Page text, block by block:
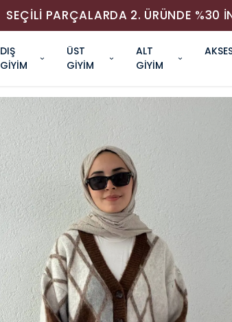
SEÇİLİ PARÇALARDA 2. ÜRÜNDE %30
DIŞ
GİYİM
ÜST
GİYİM
ALT
GİYİM